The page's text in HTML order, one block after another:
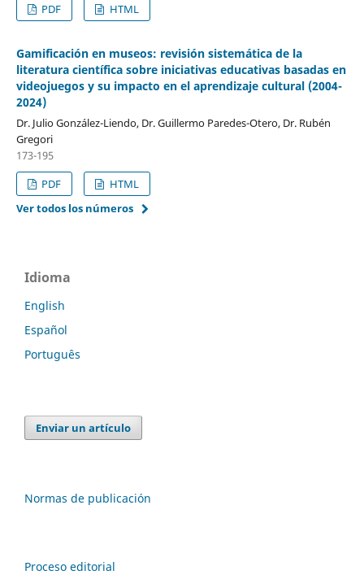
PDF HTML
Gamificación en museos: revisión sistemática de la
literatura científica sobre iniciativas educativas basadas en
videojuegos y su impacto en el aprendizaje cultural (2004-
2024)
Dr. Julio González-Liendo, Dr. Guillermo Paredes-Otero, Dr. Rubén
Gregori
173-195
PDF
HTML
Ver todos los números
Idioma
English
Español
Português
Enviar un artículo
Normas de publicación
Proceso editorial